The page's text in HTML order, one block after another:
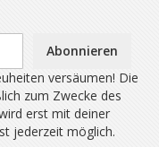
Abonnieren
versäumen! Die
zum Zwecke des
erst mit deiner
jederzeit möglich.